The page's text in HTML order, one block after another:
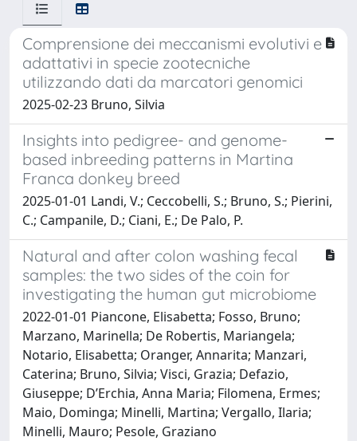
Comprensione dei meccanismi evolutivi e
adattativi in specie zootecniche
utilizzando dati da marcatori genomici
2025-02-23 Bruno, Silvia
Insights into pedigree- and genome-
based inbreeding patterns in Martina
Franca donkey breed
2025-01-01 Landi, V.; Ceccobelli, S.; Bruno, S.; Pierini,
C.; Campanile, D.; Ciani, E.; De Palo, P.
Natural and after colon washing fecal
samples: the two sides of the coin for
investigating the human gut microbiome
2022-01-01 Piancone, Elisabetta; Fosso, Bruno;
Marzano, Marinella; De Robertis, Mariangela;
Notario, Elisabetta; Oranger, Annarita; Manzari,
Caterina; Bruno, Silvia; Visci, Grazia; Defazio,
Giuseppe; D’Erchia, Anna Maria; Filomena, Ermes;
Maio, Dominga; Minelli, Martina; Vergallo, Ilaria;
Minelli, Mauro; Pesole, Graziano